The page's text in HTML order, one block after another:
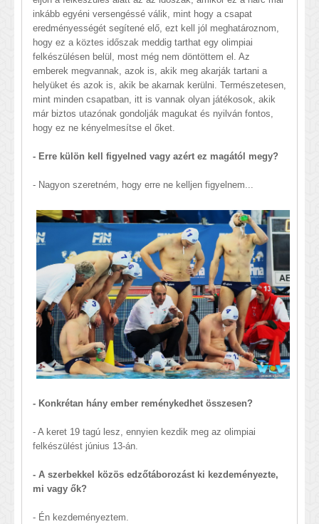
inkább egyéni versengéssé válik, mint hogy a csapat
eredményességét segítené elő, ezt kell jól meghatároznom,
hogy ez a köztes időszak meddig tarthat egy olimpiai
felkészülésen belül, most még nem döntöttem el. Az
emberek megvannak, azok is, akik meg akarják tartani a
helyüket és azok is, akik be akarnak kerülni. Természetesen,
mint minden csapatban, itt is vannak olyan játékosok, akik
már biztos utazónak gondolják magukat és nyilván fontos,
hogy ez ne kényelmesítse el őket.
- Erre külön kell figyelned vagy azért ez magától megy?
- Nagyon szeretném, hogy erre ne kelljen figyelnem...
- Konkrétan hány ember reménykedhet összesen?
- A keret 19 tagú lesz, ennyien kezdik meg az olimpiai
felkészülést június 13-án.
- A szerbekkel közös edzőtáborozást ki kezdeményezte,
mi vagy ők?
- Én kezdeményeztem.